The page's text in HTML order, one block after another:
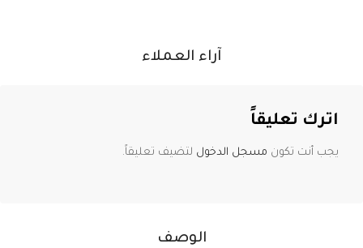
الوصف
آراء العملاء
اترك تعليقاً
يجب أنت تكون مسجل الدخول لتضيف تعليقاً.